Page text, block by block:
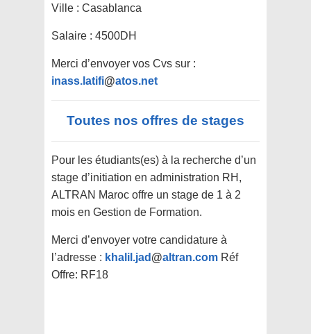
Ville : Casablanca
Salaire : 4500DH
Merci d’envoyer vos Cvs sur :
inass.latifi@atos.net
Toutes nos offres de stages
Pour les étudiants(es) à la recherche d’un
stage d’initiation en administration RH,
ALTRAN Maroc offre un stage de 1 à 2
mois en Gestion de Formation.
Merci d’envoyer votre candidature à
l’adresse : khalil.jad @altran.com Réf
Offre: RF18